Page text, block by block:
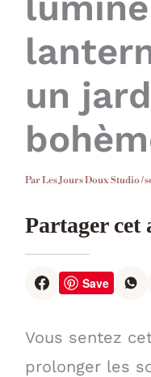
un
ParLes Jours Doux Studio/
Partager cet
Save
Vous sentez
prolonger les